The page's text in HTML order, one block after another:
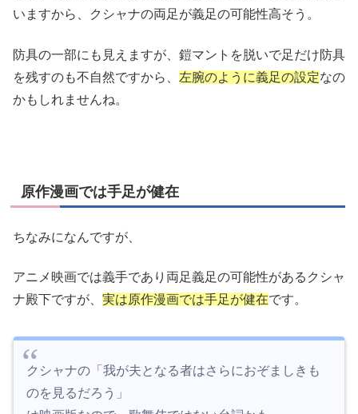
いますから、クシャナの両足が義足の可能性高そう。
防具の一部にも見えますが、鎧マントを脱いで足だけ防具
を残すのも不自然ですから、 左腕のように義足の設定なの
かもしれませんね。
原作漫画では手足が健在
ちなみになんですが、
アニメ映画では義手であり両足義足の可能性があるクシャ
ナ殿下ですが、 実は原作漫画では手足が健在です。
クシャナの「我が夫となる者はさらにおぞましきも
のを見るだろう」